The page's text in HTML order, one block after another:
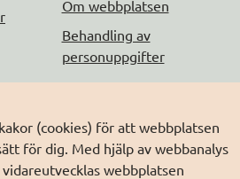
(cookies) för att webbplatsen
för dig. Med hjälp av webbanalys
webbplatsen
Om webbplatsen
Behandling av
personuppgifter
Elegitimation.se
Min myndighetspost